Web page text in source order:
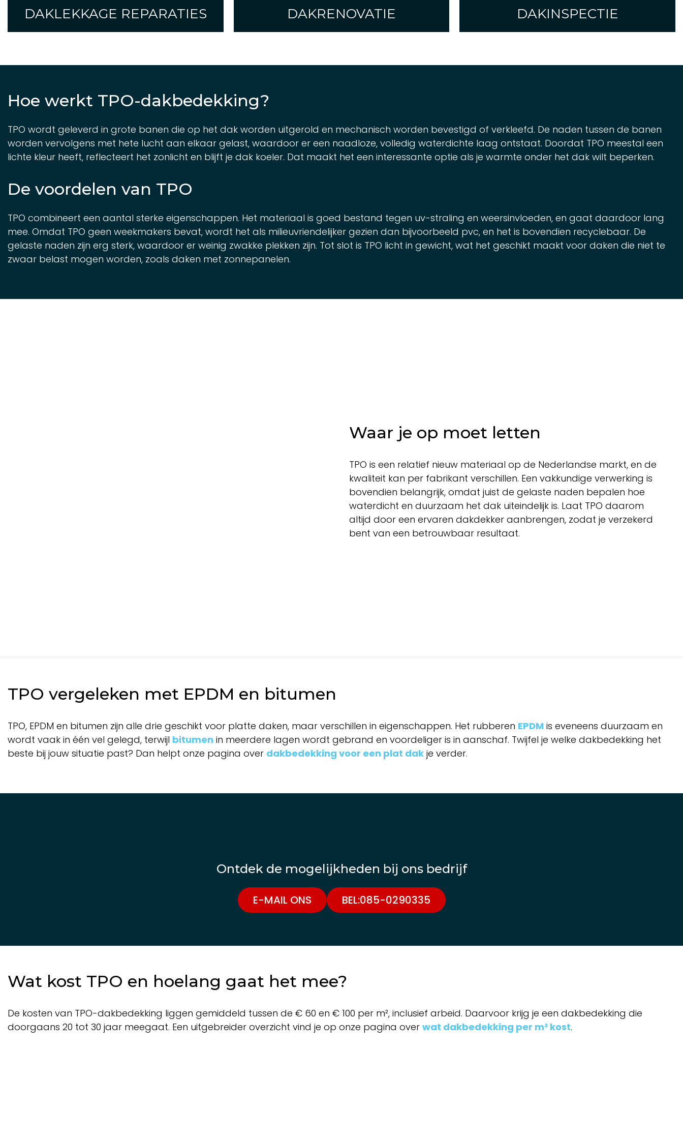
DAKLEKKAGE REPARATIES DAKRENOVATIE DAKINSPECTIE
Hoe werkt TPO-dakbedekking?
TPO wordt geleverd in grote banen die op het dak worden uitgerold en mechanisch worden bevestigd of verkleefd. De naden tussen de banen
worden vervolgens met hete lucht aan elkaar gelast, waardoor er een naadloze, volledig waterdichte laag ontstaat. Doordat TPO meestal een
lichte kleur heeft, reflecteert het zonlicht en blijft je dak koeler. Dat maakt het een interessante optie als je warmte onder het dak wilt beperken.
De voordelen van TPO
TPO combineert een aantal sterke eigenschappen. Het materiaal is goed bestand tegen uv-straling en weersinvloeden, en gaat daardoor lang
mee. Omdat TPO geen weekmakers bevat, wordt het als milieuvriendelijker gezien dan bijvoorbeeld pvc, en het is bovendien recyclebaar. De
gelaste naden zijn erg sterk, waardoor er weinig zwakke plekken zijn. Tot slot is TPO licht in gewicht, wat het geschikt maakt voor daken die niet te
zwaar belast mogen worden, zoals daken met zonnepanelen.
Waar je op moet letten
TPO is een relatief nieuw materiaal op de Nederlandse markt, en de
kwaliteit kan per fabrikant verschillen. Een vakkundige verwerking is
bovendien belangrijk, omdat juist de gelaste naden bepalen hoe
waterdicht en duurzaam het dak uiteindelijk is. Laat TPO daarom
altijd door een ervaren dakdekker aanbrengen, zodat je verzekerd
bent van een betrouwbaar resultaat.
TPO vergeleken met EPDM en bitumen
TPO, EPDM en bitumen zijn alle drie geschikt voor platte daken, maar verschillen in eigenschappen. Het rubberen EPDM is eveneens duurzaam en
wordt vaak in één vel gelegd, terwijl bitumen in meerdere lagen wordt gebrand en voordeliger is in aanschaf. Twijfel je welke dakbedekking het
beste bij jouw situatie past? Dan helpt onze pagina over dakbedekking voor een plat dak je verder.
Ontdek de mogelijkheden bij ons bedrijf
E-MAIL ONS BEL:085-0290335
Wat kost TPO en hoelang gaat het mee?
De kosten van TPO-dakbedekking liggen gemiddeld tussen de € 60 en € 100 per m², inclusief arbeid. Daarvoor krijg je een dakbedekking die
doorgaans 20 tot 30 jaar meegaat. Een uitgebreider overzicht vind je op onze pagina over wat dakbedekking per m² kost.